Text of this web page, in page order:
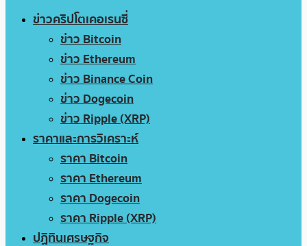
ข่าวคริปโตเคอเรนซี่
ข่าว Bitcoin
ข่าว Ethereum
ข่าว Binance Coin
ข่าว Dogecoin
ข่าว Ripple (XRP)
ราคาและการวิเคราะห์
ราคา Bitcoin
ราคา Ethereum
ราคา Dogecoin
ราคา Ripple (XRP)
ปฏิทินเศรษฐกิจ